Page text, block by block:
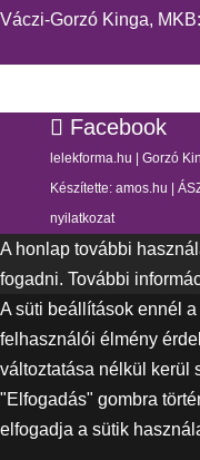
Váczi-Gorzó Kinga,
Facebook
lelekforma.hu | Gorzó
Készítette: amos.hu
nyilatkozat
A honlap további
fogadni. További
A süti beállítások ennél
felhasználói élmény
változtatása nélkül kerül
"Elfogadás" gombra
elfogadja a sütik